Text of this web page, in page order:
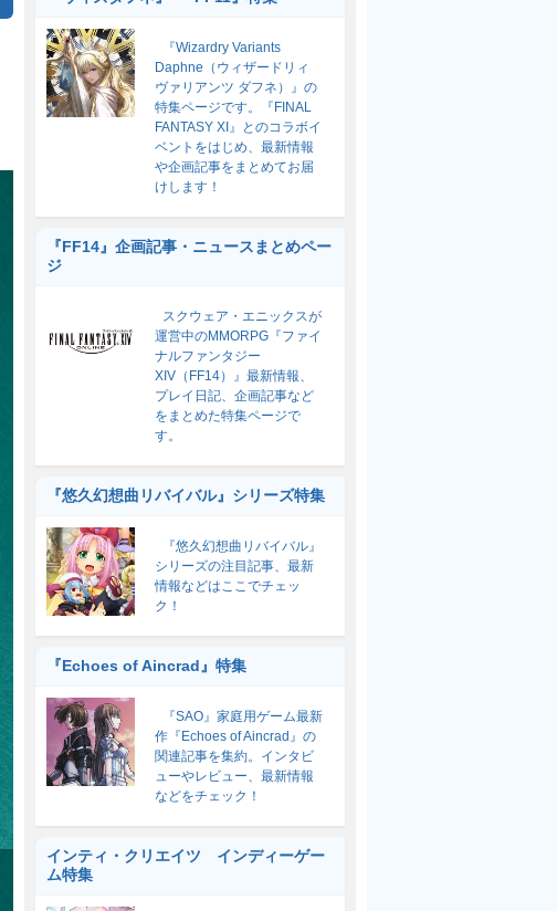
『Wizardry Variants
Daphne（ウィザードリィ
ヴァリアンツ ダフネ）』の
特集ページです。『FINAL
FANTASY XI』とのコラボイ
ベントをはじめ、最新情報
や企画記事をまとめてお届
けします！
『FF14』企画記事・ニュースまとめペー
ジ
スクウェア・エニックスが
運営中のMMORPG『ファイ
ナルファンタジー
XIV（FF14）』最新情報、
プレイ日記、企画記事など
をまとめた特集ページで
す。
『悠久幻想曲リバイバル』シリーズ特集
『悠久幻想曲リバイバル』
シリーズの注目記事、最新
情報などはここでチェッ
ク！
『Echoes of Aincrad』特集
『SAO』家庭用ゲーム最新
作『Echoes of Aincrad』の
関連記事を集約。インタビ
ューやレビュー、最新情報
などをチェック！
インティ・クリエイツ インディーゲー
ム特集